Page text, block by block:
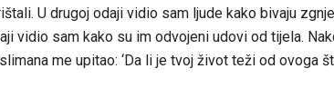
U drugoj odaji vidio sam ljude kako bivaju
vidio sam kako su im odvojeni udovi od tijela.
me upitao: ‘Da li je tvoj život teži od ovoga